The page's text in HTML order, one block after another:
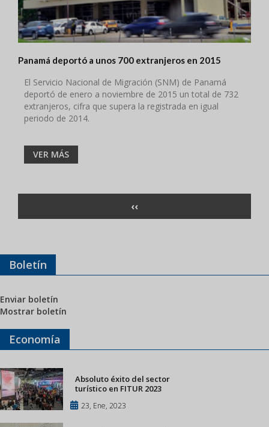
Panamá deportó a unos 700 extranjeros en 2015
El Servicio Nacional de Migración (SNM) de Panamá
deportó de enero a noviembre de 2015 un total de 732
extranjeros, cifra que supera la registrada en igual
periodo de 2014.
VER MÁS
PÁGINA
ANTERIOR
‹‹
Boletín
Enviar boletín
Mostrar boletín
Economía
Absoluto éxito del sector
turístico en FITUR 2023
23, Ene, 2023